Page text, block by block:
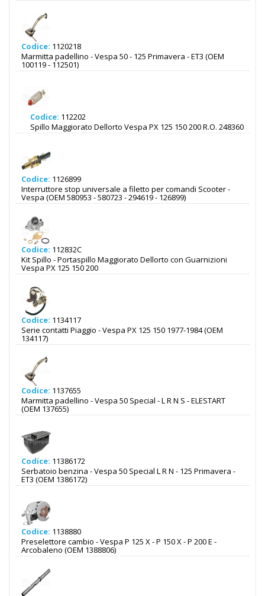
Codice: 1120218
Marmitta padellino - Vespa 50 - 125 Primavera - ET3 (OEM
100119 - 112501)
Codice: 112202
Spillo Maggiorato Dellorto Vespa PX 125 150 200 R.O. 248360
Codice: 1126899
Interruttore stop universale a filetto per comandi Scooter -
Vespa (OEM 580953 - 580723 - 294619 - 126899)
Codice: 112832C
Kit Spillo - Portaspillo Maggiorato Dellorto con Guarnizioni
Vespa PX 125 150 200
Codice: 1134117
Serie contatti Piaggio - Vespa PX 125 150 1977-1984 (OEM
134117)
Codice: 1137655
Marmitta padellino - Vespa 50 Special - L R N S - ELESTART
(OEM 137655)
Codice: 11386172
Serbatoio benzina - Vespa 50 Special L R N - 125 Primavera -
ET3 (OEM 1386172)
Codice: 1138880
Preselettore cambio - Vespa P 125 X - P 150 X - P 200 E -
Arcobaleno (OEM 1388806)